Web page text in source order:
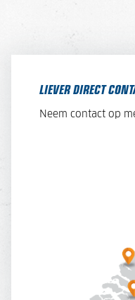
LIEVER DIRECT
Neem contact op